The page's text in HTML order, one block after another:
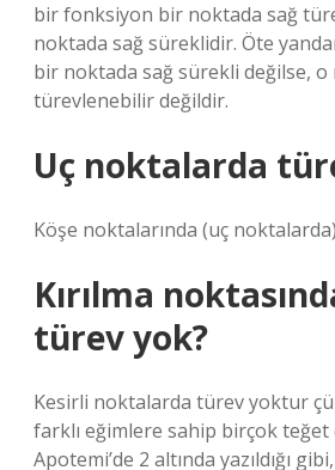
bir fonksiyon bir noktada sağ
noktada sağ süreklidir. Öte
bir noktada sağ sürekli değilse, o
türevlenebilir değildir.
Uç noktalarda
Köşe noktalarında (uç
Kırılma
türev yok?
Kesirli noktalarda türev yoktur
farklı eğimlere sahip birçok teğet
Apotemi’de 2 altında yazıldığı